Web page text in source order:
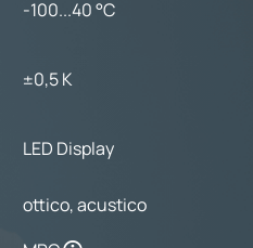
-100...40 °C
±0,5 K
LED Display
ottico, acustico